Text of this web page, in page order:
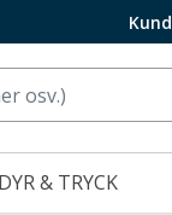
& TRYCK